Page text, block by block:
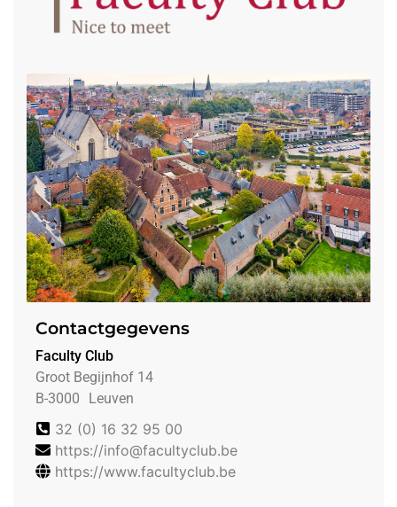
Contactgegevens
Faculty Club
Groot Begijnhof 14
B-3000
Leuven
32 (0) 16 32 95 00
https://info@facultyclub.be
https://www.facultyclub.be